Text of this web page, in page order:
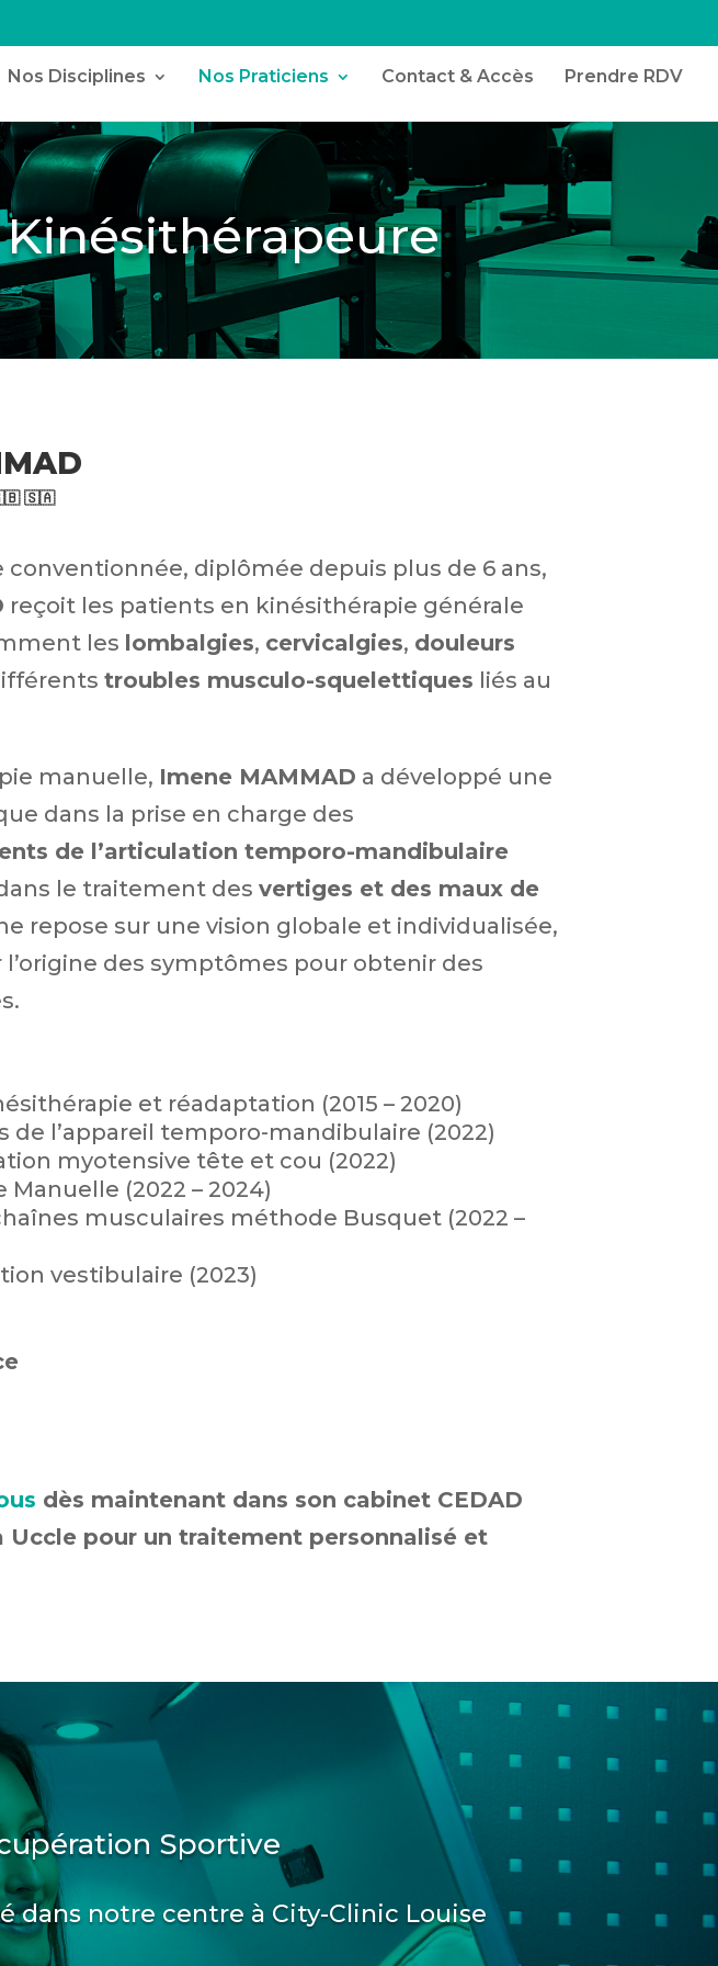
Nos Disciplines Nos Praticiens Contact & Accès Prendre RDV
🇸🇦
conventionnée, diplômée depuis plus de 6 ans,
reçoit les patients en kinésithérapie générale
les lombalgies, cervicalgies, douleurs
troubles musculo-squelettiques liés au
manuelle, Imene MAMMAD a développé une
dans la prise en charge des
de l’articulation temporo-mandibulaire
le traitement des vertiges et des maux de
repose sur une vision globale et individualisée,
des symptômes pour obtenir des
et réadaptation (2015 – 2020)
de l’appareil temporo-mandibulaire (2022)
myotensive tête et cou (2022)
Manuelle (2022 – 2024)
musculaires méthode Busquet (2022 –
vestibulaire (2023)
dès maintenant dans son cabinet CEDAD
Uccle pour un traitement personnalisé et
Sportive
dans notre centre à City-Clinic Louise